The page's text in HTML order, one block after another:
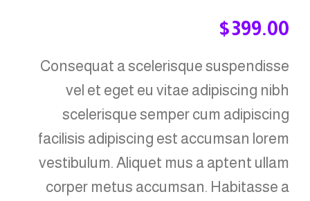
$399.00
Consequat a scelerisque suspendisse
vel et eget eu vitae adipiscing nibh
scelerisque semper cum adipiscing
facilisis adipiscing est accumsan lorem
vestibulum. Aliquet mus a aptent ullam
corper metus accumsan. Habitasse a